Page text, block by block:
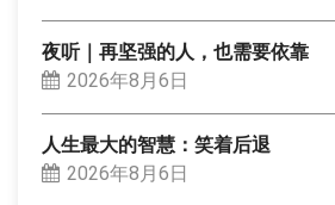
夜听｜再坚强的人，也需要依靠
2026年8月6日
人生最大的智慧：笑着后退
2026年8月6日